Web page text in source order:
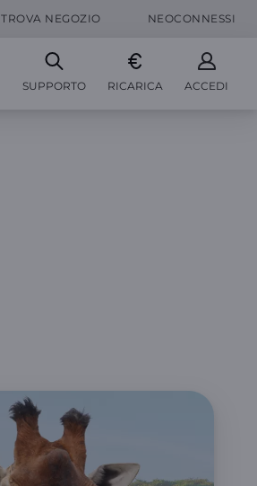
TROVA NEGOZIO NEOCONNESSI
SUPPORTO RICARICA ACCEDI